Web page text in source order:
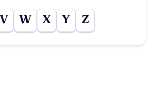
V W X Y Z